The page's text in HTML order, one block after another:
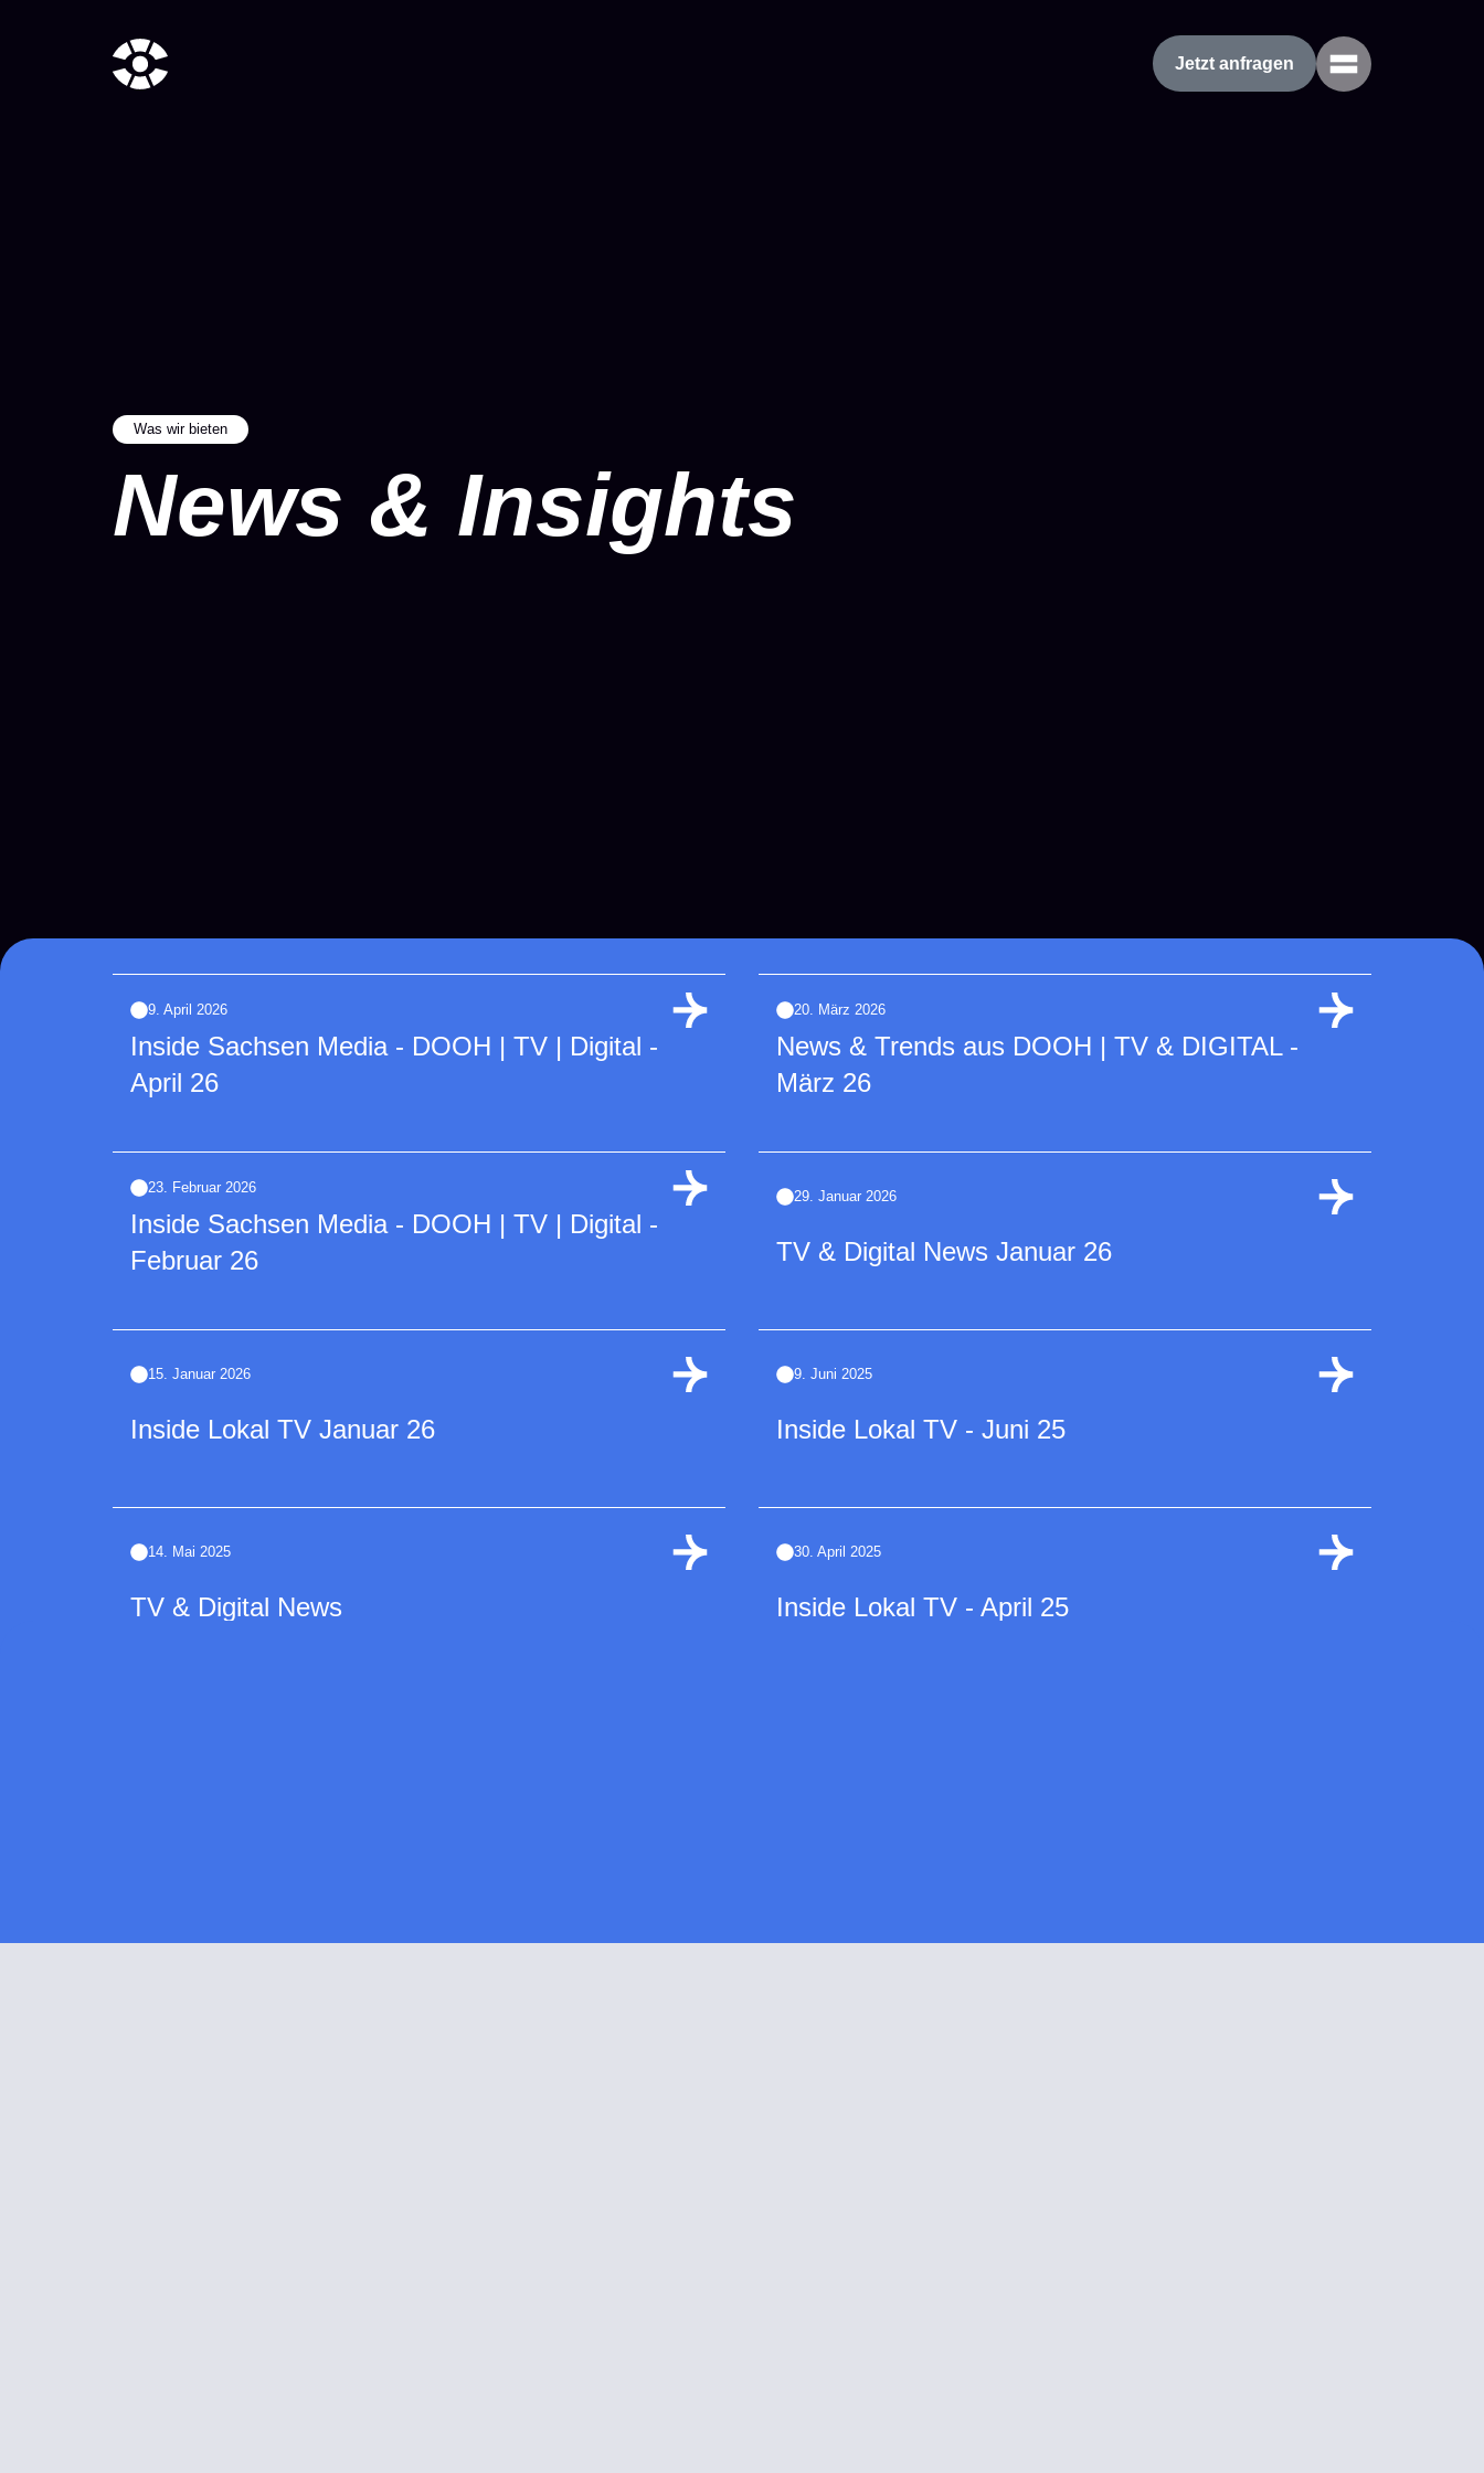
Jetzt anfragen
Was wir bieten
News & Insights
9. April 2026
Inside Sachsen Media - DOOH | TV | Digital -
April 26
20. März 2026
News & Trends aus DOOH | TV & DIGITAL -
März 26
23. Februar 2026
Inside Sachsen Media - DOOH | TV | Digital -
Februar 26
29. Januar 2026
TV & Digital News Januar 26
15. Januar 2026
Inside Lokal TV Januar 26
9. Juni 2025
Inside Lokal TV - Juni 25
14. Mai 2025
TV & Digital News
30. April 2025
Inside Lokal TV - April 25